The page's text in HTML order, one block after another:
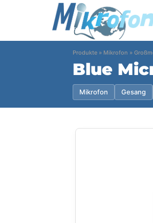
Produkte » Mikrofon »
Blue
Mikrofon Gesang